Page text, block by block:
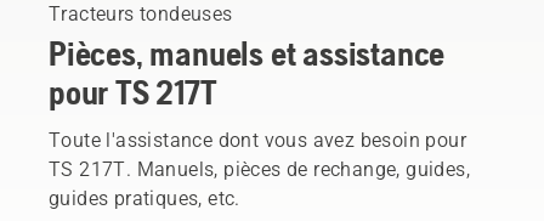
Tracteurs tondeuses
Pièces, manuels et assistance
pour TS 217T
Toute l'assistance dont vous avez besoin pour
TS 217T. Manuels, pièces de rechange, guides,
guides pratiques, etc.